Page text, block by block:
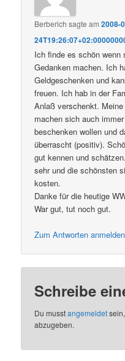
Berberich sagte am2008-
Ich finde es schön wenn
Gedanken machen. Ich
Geldgeschenken und
freuen. Ich hab in der
Anlaß verschenkt.
machen sich auch
beschenken wollen und
überrascht (positiv).
gut kennen und
sehr und die schönsten
kosten.
Danke für die heutige
War gut, tut noch gut.
Zum Antworten anmelden
Schreibe
Du musstangemeldet
abzugeben.